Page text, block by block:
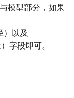
模型部分，如果
）以及
字段即可。